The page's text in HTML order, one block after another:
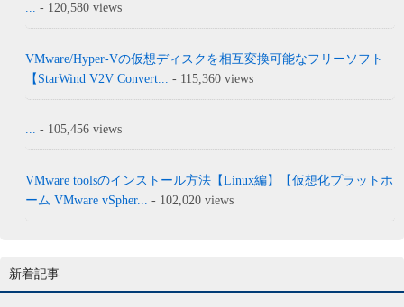
... - 120,580 views
VMware/Hyper-Vの仮想ディスクを相互変換可能なフリーソフト
【StarWind V2V Convert...
- 115,360 views
... - 105,456 views
VMware toolsのインストール方法【Linux編】【仮想化プラットホ
ーム VMware vSpher...
- 102,020 views
新着記事